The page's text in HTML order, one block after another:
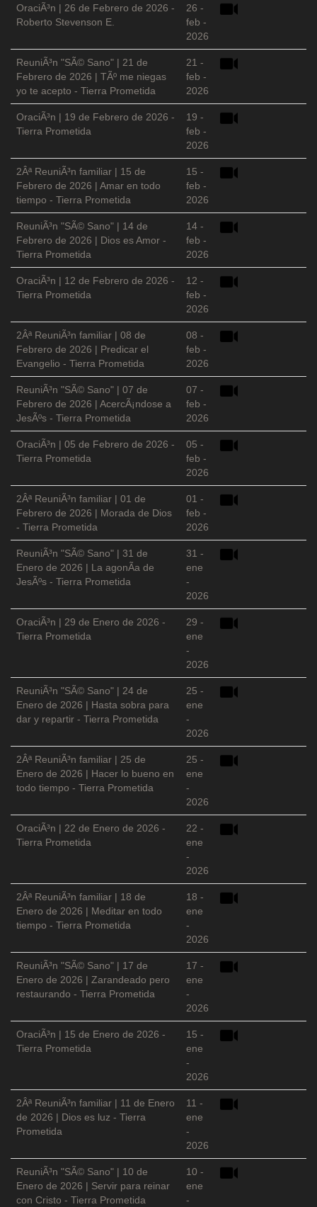
OraciÃ³n | 26 de Febrero de 2026 -
Roberto Stevenson E.
26 -
feb -
2026
ReuniÃ³n "SÃ© Sano" | 21 de
Febrero de 2026 | TÃº me niegas
yo te acepto - Tierra Prometida
21 -
feb -
2026
OraciÃ³n | 19 de Febrero de 2026 -
Tierra Prometida
19 -
feb -
2026
2Âª ReuniÃ³n familiar | 15 de
Febrero de 2026 | Amar en todo
tiempo - Tierra Prometida
15 -
feb -
2026
ReuniÃ³n "SÃ© Sano" | 14 de
Febrero de 2026 | Dios es Amor -
Tierra Prometida
14 -
feb -
2026
OraciÃ³n | 12 de Febrero de 2026 -
Tierra Prometida
12 -
feb -
2026
2Âª ReuniÃ³n familiar | 08 de
Febrero de 2026 | Predicar el
Evangelio - Tierra Prometida
08 -
feb -
2026
ReuniÃ³n "SÃ© Sano" | 07 de
Febrero de 2026 | AcercÃ¡ndose a
JesÃºs - Tierra Prometida
07 -
feb -
2026
OraciÃ³n | 05 de Febrero de 2026 -
Tierra Prometida
05 -
feb -
2026
2Âª ReuniÃ³n familiar | 01 de
Febrero de 2026 | Morada de Dios
- Tierra Prometida
01 -
feb -
2026
ReuniÃ³n "SÃ© Sano" | 31 de
Enero de 2026 | La agonÃ­a de
JesÃºs - Tierra Prometida
31 -
ene
-
2026
OraciÃ³n | 29 de Enero de 2026 -
Tierra Prometida
29 -
ene
-
2026
ReuniÃ³n "SÃ© Sano" | 24 de
Enero de 2026 | Hasta sobra para
dar y repartir - Tierra Prometida
25 -
ene
-
2026
2Âª ReuniÃ³n familiar | 25 de
Enero de 2026 | Hacer lo bueno en
todo tiempo - Tierra Prometida
25 -
ene
-
2026
OraciÃ³n | 22 de Enero de 2026 -
Tierra Prometida
22 -
ene
-
2026
2Âª ReuniÃ³n familiar | 18 de
Enero de 2026 | Meditar en todo
tiempo - Tierra Prometida
18 -
ene
-
2026
ReuniÃ³n "SÃ© Sano" | 17 de
Enero de 2026 | Zarandeado pero
restaurando - Tierra Prometida
17 -
ene
-
2026
OraciÃ³n | 15 de Enero de 2026 -
Tierra Prometida
15 -
ene
-
2026
2Âª ReuniÃ³n familiar | 11 de Enero
de 2026 | Dios es luz - Tierra
Prometida
11 -
ene
-
2026
ReuniÃ³n "SÃ© Sano" | 10 de
Enero de 2026 | Servir para reinar
con Cristo - Tierra Prometida
10 -
ene
-